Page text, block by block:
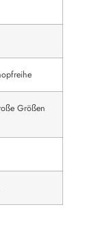
Größen